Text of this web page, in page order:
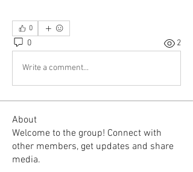
0
0 2
Write a comment...
About
Welcome to the group! Connect with
other members, get updates and share
media.